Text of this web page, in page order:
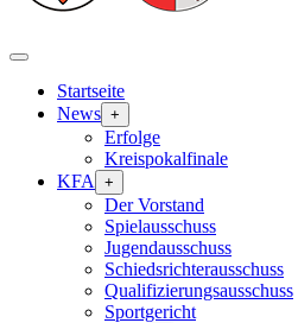
Startseite
News +
Erfolge
Kreispokalfinale
KFA
+
Der Vorstand
Spielausschuss
Jugendausschuss
Schiedsrichterausschuss
Qualifizierungsausschuss
Sportgericht